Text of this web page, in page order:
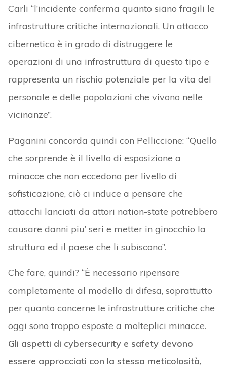
Carli “l’incidente conferma quanto siano fragili le
infrastrutture critiche internazionali. Un attacco
cibernetico è in grado di distruggere le
operazioni di una infrastruttura di questo tipo e
rappresenta un rischio potenziale per la vita del
personale e delle popolazioni che vivono nelle
vicinanze”.
Paganini concorda quindi con Pelliccione: “Quello
che sorprende è il livello di esposizione a
minacce che non eccedono per livello di
sofisticazione, ciò ci induce a pensare che
attacchi lanciati da attori nation-state potrebbero
causare danni piu’ seri e metter in ginocchio la
struttura ed il paese che li subiscono”.
Che fare, quindi? “È necessario ripensare
completamente al modello di difesa, soprattutto
per quanto concerne le infrastrutture critiche che
oggi sono troppo esposte a molteplici minacce.
Gli aspetti di cybersecurity e safety devono
essere approcciati con la stessa meticolosità,